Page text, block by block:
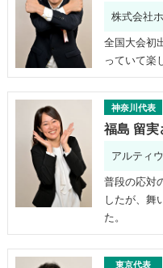
株式会社
全国大会初
っていて楽
神奈川代表
福島 留実
アルティ
普段の応対
したが、舞
た。
東京代表